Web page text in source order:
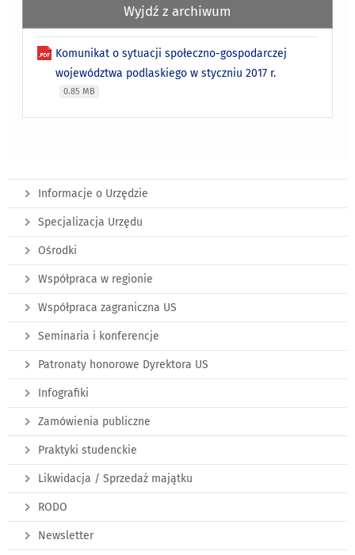
Wyjdź z archiwum
Komunikat o sytuacji społeczno-gospodarczej
województwa podlaskiego w styczniu 2017 r.
0.85 MB
Informacje o Urzędzie
Specjalizacja Urzędu
Ośrodki
Współpraca w regionie
Współpraca zagraniczna US
Seminaria i konferencje
Patronaty honorowe Dyrektora US
Infografiki
Zamówienia publiczne
Praktyki studenckie
Likwidacja / Sprzedaż majątku
RODO
Newsletter